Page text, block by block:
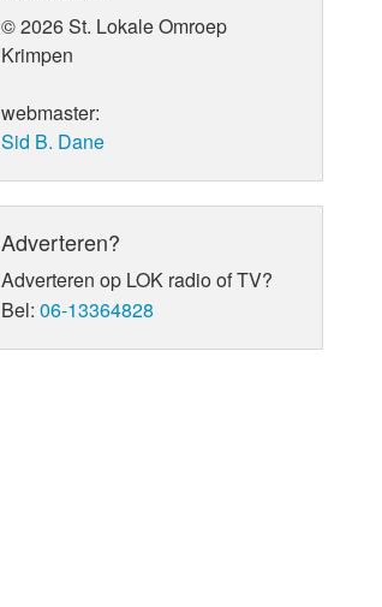
© 2026 St. Lokale Omroep
Krimpen
webmaster:
Sid B. Dane
Adverteren?
Adverteren op LOK radio of TV?
Bel:06-13364828